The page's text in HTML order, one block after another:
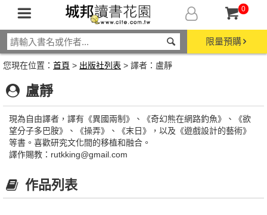
0
限量預購
您現在位置： 首頁 > 出版社列表 > 譯者：盧靜
盧靜
現為自由譯者，譯有《異國兩制》、《奇幻熊在網路釣魚》、《欲
望分子多巴胺》、《操弄》、《末日》，以及《遊戲設計的藝術》
等書。喜歡研究文化間的移植和融合。
譯作賜教：rutkking@gmail.com
作品列表